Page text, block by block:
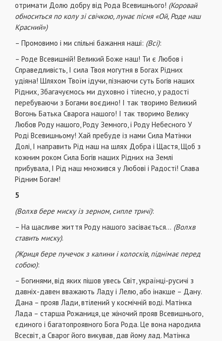
отримати Долю добру від Рода Всевишнього! (Коровай
обноситься по колу зі свічкою, лунає пісня «Ой, Роде наш
Красний»)
– Промовимо і ми спільні бажання наші: (Всі):
– Роде Всевишній! Великий Боже наш! Ти є Любов і
Справедливість, І сила Твоя могутня в Богах Рідних
удіяна! Шляхом Твоїм ідучи, пізнаючи суть Богів наших
Рідних, Збагачуємось ми духовно і тілесно, у радості
перебуваючи з Богами воєдино! І так творимо Великий
Вогонь Батька Сварога нашого! І так творимо Велику
Любов Роду нашого, Роду Земного, і Роду Небесного У
Роді Всевишньому! Хай пребуде із нами Сила Матінки
Долі, І направить Рід наш на шлях Добра і Щастя, Щоб з
кожним роком Сила Богів наших Рідних на Землі
прибувала, І Рід наш множився у Любові і Радості! Слава
Рідним Богам!
5
(Волхв бере миску із зерном, сипле тричі):
– На щасливе життя Роду нашого засівається… (Волхв
ставить миску).
(Жриця бере пучечок з калини і колосків, піднімає перед
собою):
– Богинями, від яких пішов увесь Світ, українці-русичі з
давніх-давен вважають Ладу і Лелю, або інакше – Дану.
Дана – прояв Лади, втілений у космічній воді. Матінка
Лада – старша Рожаниця, це жіночий прояв Всевишнього,
єдиного і багатопроявного Бога Рода. Це вона народила
Всесвіт, а Сварог його викував, дав йому лад. Матінка